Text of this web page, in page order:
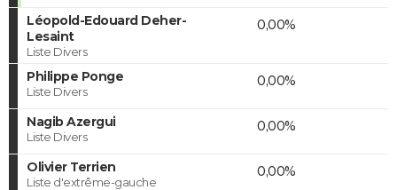
Léopold-Edouard Deher-
Lesaint
Liste Divers
0,00%
Philippe Ponge
Liste Divers
0,00%
Nagib Azergui
Liste Divers
0,00%
Olivier Terrien
Liste d'extrême-gauche
0,00%